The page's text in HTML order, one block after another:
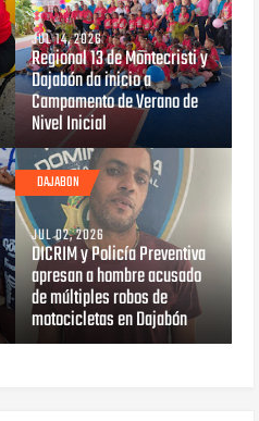
JUL 14, 2026
Regional 13 de Montecristi y
Dajabón da inicio a
Campamento de Verano de
Nivel Inicial
DAJABON
JUL 02, 2026
DICRIM y Policía Preventiva
apresan a hombre acusado
de múltiples robos de
motocicletas en Dajabón